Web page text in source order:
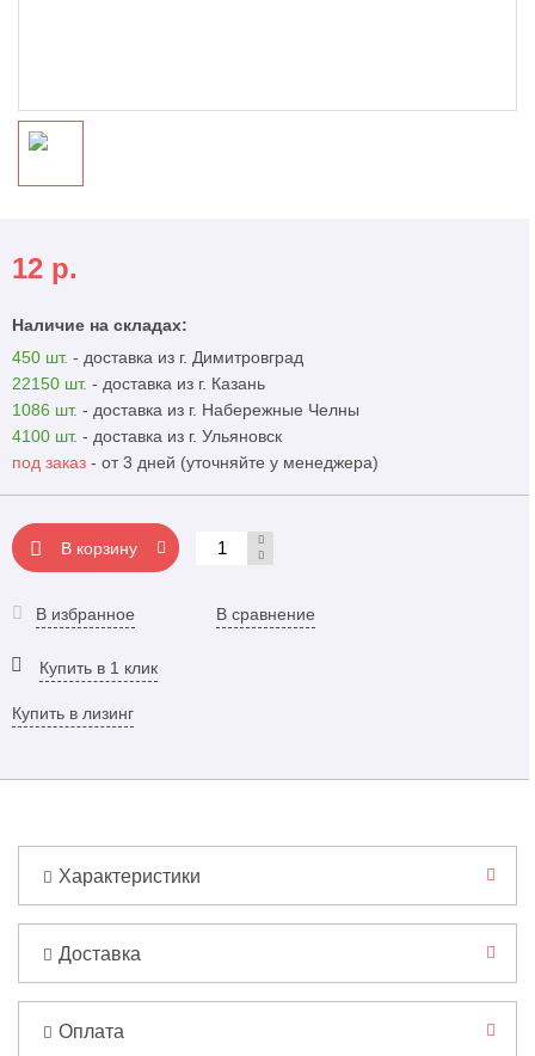
12 р.
Наличие на складах:
450 шт. - доставка из г. Димитровград
22150 шт. - доставка из г. Казань
1086 шт. - доставка из г. Набережные Челны
4100 шт. - доставка из г. Ульяновск
под заказ - от 3 дней (уточняйте у менеджера)
В корзину
В избранное В сравнение
Купить в 1 клик
Купить в лизинг
Характеристики
Доставка
Оплата